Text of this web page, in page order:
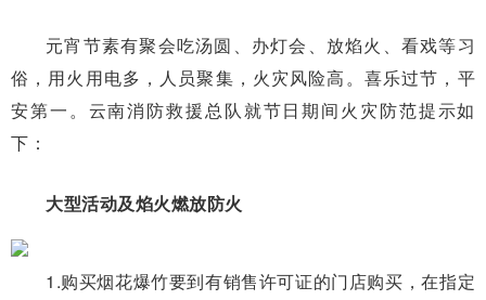
元宵节素有聚会吃汤圆、办灯会、放焰火、看戏等习
俗，用火用电多，人员聚集，火灾风险高。喜乐过节，平
安第一。云南消防救援总队就节日期间火灾防范提示如
下：
大型活动及焰火燃放防火
1.购买烟花爆竹要到有销售许可证的门店购买，在指定